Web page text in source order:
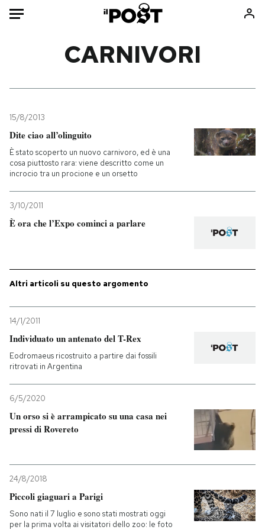
Mondo
Politica
Tecnologia
Internet
Cultura
Economia
Consumismi
Storie/Idee
Ok Boomer!
Mondiali calcio 2026
PODCAST
I MIEI PREFERITI
AREA PERSONALE
Entra
CARNIVORI
15/8/2013
Dite ciao all’olinguito
È stato scoperto un nuovo carnivoro, ed è una
cosa piuttosto rara: viene descritto come un
incrocio tra un procione e un orsetto
3/10/2011
È ora che l’Expo cominci a parlare
Altri articoli su questo argomento
14/1/2011
Individuato un antenato del T-Rex
Eodromaeus ricostruito a partire dai fossili
ritrovati in Argentina
6/5/2020
Un orso si è arrampicato su una casa nei
pressi di Rovereto
24/8/2018
Piccoli giaguari a Parigi
Sono nati il 7 luglio e sono stati mostrati oggi
per la prima volta ai visitatori dello zoo: le foto